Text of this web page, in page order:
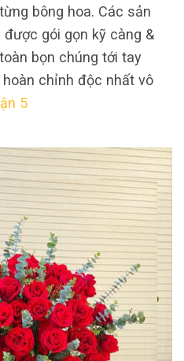
bông hoa. Các sản
gói gọn kỹ càng &
bọn chúng tới tay
chỉnh độc nhất vô
5